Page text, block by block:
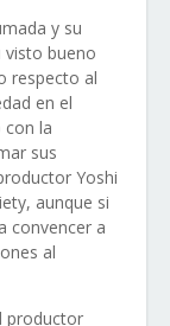
y su
visto bueno
respecto al
en el
la
sus
Yoshi
aunque si
convencer a
al
productor